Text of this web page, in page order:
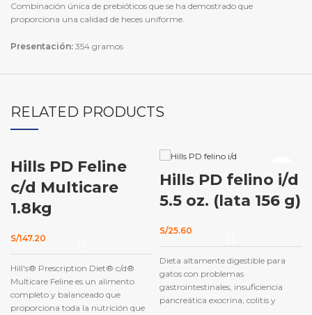
Combinación única de prebióticos que se ha demostrado que
proporciona una calidad de heces uniforme.
Presentación: 354 gramos
RELATED PRODUCTS
Hills PD Feline
c/d Multicare
1.8kg
S/147.20
Hill's® Prescription Diet® c/d®
Multicare Feline es un alimento
completo y balanceado que
proporciona toda la nutrición que
Hills PD felino i/d
5.5 oz. (lata 156 g)
S/25.60
Dieta altamente digestible para
gatos con problemas
gastrointestinales, insuficiencia
pancreática exocrina, colitis y